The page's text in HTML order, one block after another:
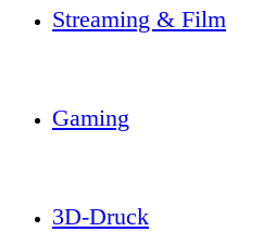
Streaming & Film
Gaming
3D-Druck